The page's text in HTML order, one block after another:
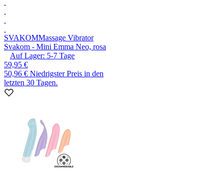
SVAKOMMassage Vibrator
Svakom - Mini Emma Neo, rosa
Auf Lager: 5-7 Tage
59,95 €
50,96 € Niedrigster Preis in den
letzten 30 Tagen.